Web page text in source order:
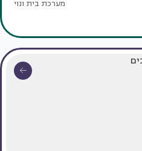
מערכת בית ונוי